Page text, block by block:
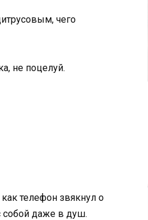
чего
не поцелуй.
телефон звякнул о
собой даже в душ.